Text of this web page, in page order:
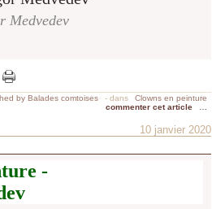
Medvedev
by Balades comtoises - dans
Clowns en peinture
commenter cet article
10 janvier 2020
-